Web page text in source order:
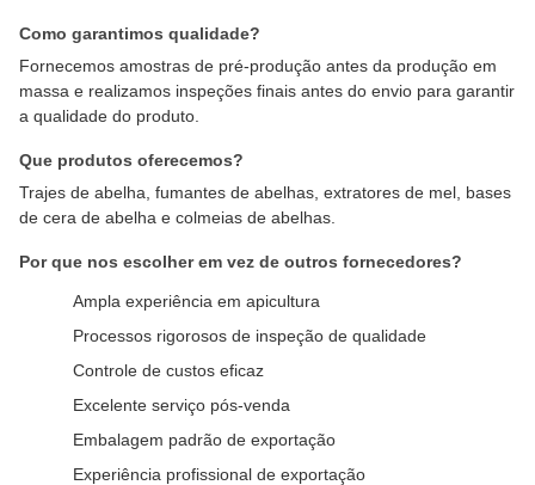
Como garantimos qualidade?
Fornecemos amostras de pré-produção antes da produção em
massa e realizamos inspeções finais antes do envio para garantir
a qualidade do produto.
Que produtos oferecemos?
Trajes de abelha, fumantes de abelhas, extratores de mel, bases
de cera de abelha e colmeias de abelhas.
Por que nos escolher em vez de outros fornecedores?
Ampla experiência em apicultura
Processos rigorosos de inspeção de qualidade
Controle de custos eficaz
Excelente serviço pós-venda
Embalagem padrão de exportação
Experiência profissional de exportação